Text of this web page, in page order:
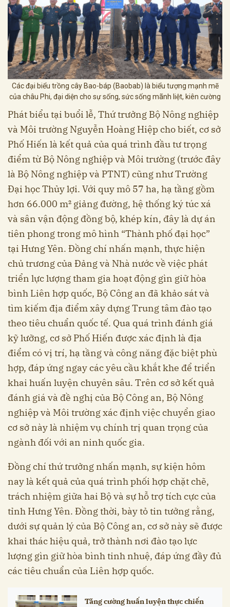
Các đại biểu trồng cây Bao-báp (Baobab) là biểu tượng mạnh mẽ
của châu Phi, đại diện cho sự sống, sức sống mãnh liệt, kiên cường
Phát biểu tại buổi lễ, Thứ trưởng Bộ Nông nghiệp
và Môi trường Nguyễn Hoàng Hiệp cho biết, cơ sở
Phố Hiến là kết quả của quá trình đầu tư trọng
điểm từ Bộ Nông nghiệp và Môi trường (trước đây
là Bộ Nông nghiệp và PTNT) cũng như Trường
Đại học Thủy lợi. Với quy mô 57 ha, hạ tầng gồm
hơn 66.000 m² giảng đường, hệ thống ký túc xá
và sân vận động đồng bộ, khép kín, đây là dự án
tiên phong trong mô hình “Thành phố đại học”
tại Hưng Yên. Đồng chí nhấn mạnh, thực hiện
chủ trương của Đảng và Nhà nước về việc phát
triển lực lượng tham gia hoạt động gìn giữ hòa
bình Liên hợp quốc, Bộ Công an đã khảo sát và
tìm kiếm địa điểm xây dựng Trung tâm đào tạo
theo tiêu chuẩn quốc tế. Qua quá trình đánh giá
kỹ lưỡng, cơ sở Phố Hiến được xác định là địa
điểm có vị trí, hạ tầng và công năng đặc biệt phù
hợp, đáp ứng ngay các yêu cầu khắt khe để triển
khai huấn luyện chuyên sâu. Trên cơ sở kết quả
đánh giá và đề nghị của Bộ Công an, Bộ Nông
nghiệp và Môi trường xác định việc chuyển giao
cơ sở này là nhiệm vụ chính trị quan trọng của
ngành đối với an ninh quốc gia.
Đồng chí thứ trưởng nhấn mạnh, sự kiện hôm
nay là kết quả của quá trình phối hợp chặt chẽ,
trách nhiệm giữa hai Bộ và sự hỗ trợ tích cực của
tỉnh Hưng Yên. Đồng thời, bày tỏ tin tưởng rằng,
dưới sự quản lý của Bộ Công an, cơ sở này sẽ được
khai thác hiệu quả, trở thành nơi đào tạo lực
lượng gìn giữ hòa bình tinh nhuệ, đáp ứng đầy đủ
các tiêu chuẩn của Liên hợp quốc.
Tăng cường huấn luyện thực chiến